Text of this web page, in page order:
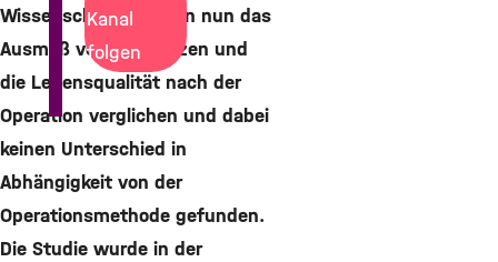
Wissenschaftler haben nun das
Ausmaß von Schmerzen und
die Lebensqualität nach der
Operation verglichen und dabei
keinen Unterschied in
Abhängigkeit von der
Operationsmethode gefunden.
Die Studie wurde in der
Kanal
folgen